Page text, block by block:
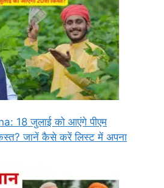
18 जुलाई को आएंगे पीएम
जानें कैसे करें लिस्ट में अपना